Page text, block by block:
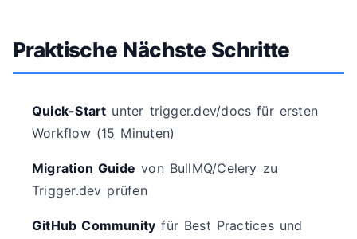
Praktische Nächste Schritte
Quick-Start unter trigger.dev/docs für ersten
Workflow (15 Minuten)
Migration Guide von BullMQ/Celery zu
Trigger.dev prüfen
GitHub Community für Best Practices und